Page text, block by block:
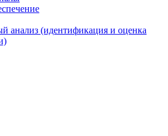
анализ (идентификация и оценка